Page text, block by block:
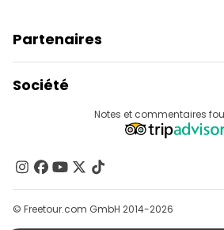
Partenaires
Connexion Du Fournisseur
Programme D’affiliation
Société
Contactez-Nous
Groupes
Aide
Notes et commentaires
© Freetour.com GmbH 2014-2026